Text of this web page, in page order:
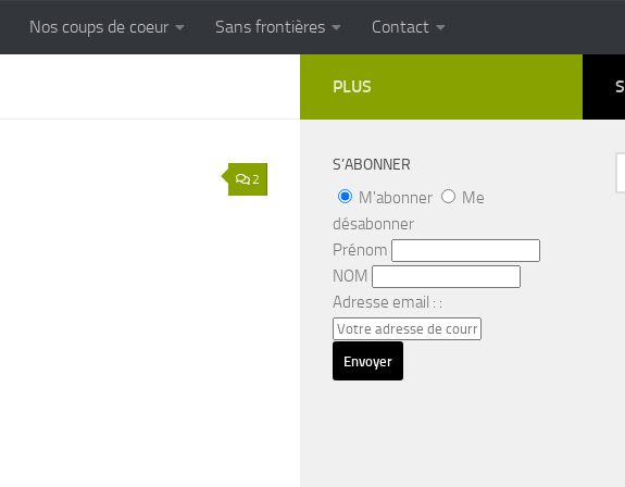
Cuisine populaire des terroirs
Nos coups de coeur Sans frontières Contact
2
PLUS
S’ABONNER
M'abonner
Me
désabonner
Prénom
NOM
Adresse email : :